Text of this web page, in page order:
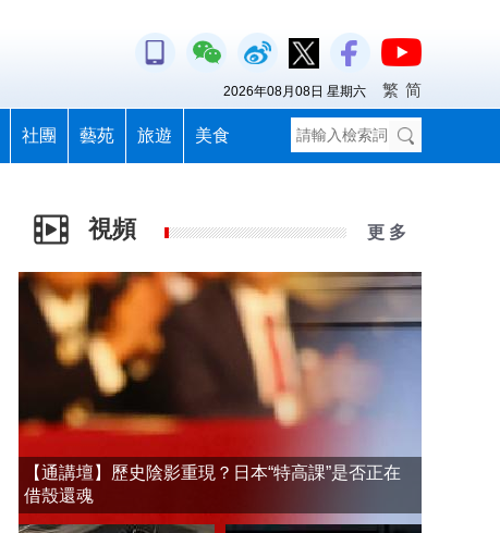
社團 藝苑 旅遊 美食
2026年08月08日 星期六 繁 简
視頻 更 多
【通講壇】歷史陰影重現？日本“特高課”是否正在
借殼還魂